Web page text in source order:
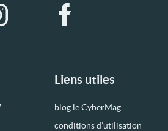
Liens utiles
blog le CyberMag
conditions d’utilisation